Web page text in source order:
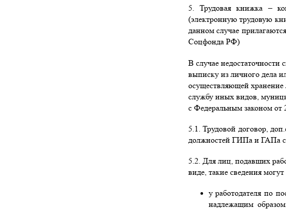
5. Трудовая книжка –
(электронную трудовую
данном случае
Соцфонда РФ)
В случае
выписку из личного дела
осуществляющей хранение
службу иных видов,
с Федеральным законом
5.1. Трудовой договор,
должностей ГИПа и ГАПа с
5.2. Для лиц, подавших
виде, такие сведения
у работодателя по
надлежащим